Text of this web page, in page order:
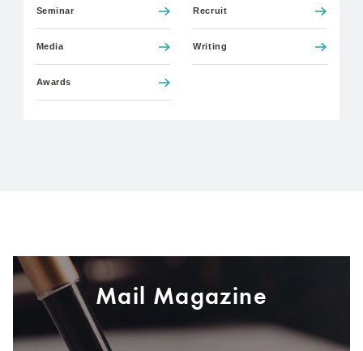
Seminar Recruit
Media Writing
Awards
Mail Magazine